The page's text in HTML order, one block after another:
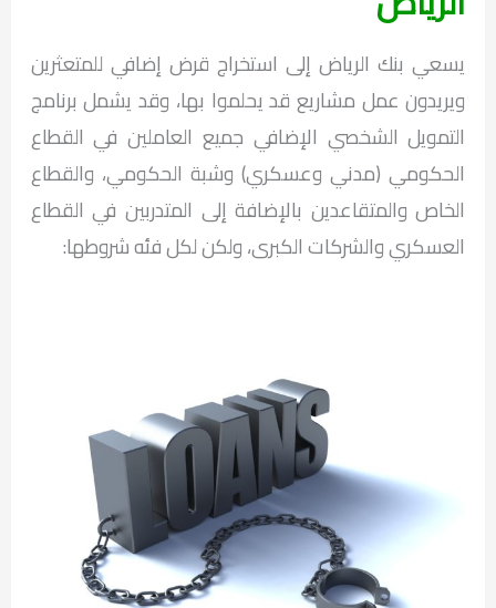
يسعي بنك الرياض إلى استخراج قرض إضافي للمتعثرين
ويريدون عمل مشاريع قد يحلموا بها، وقد يشمل برنامج
التمويل الشخصي الإضافي جميع العاملين في القطاع
الحكومي (مدني وعسكري) وشبة الحكومي، والقطاع
الخاص والمتقاعدين بالإضافة إلى المتدربين في القطاع
العسكري والشركات الكبرى، ولكن لكل فئه شروطها: